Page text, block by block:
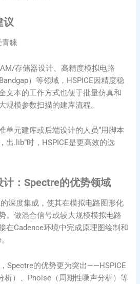
议
青睐
存储器设计、高精度模拟电路
）等领域，HSPICE因精度稳
文本的工作方式也便于批量仿真和
规模参数扫描的建库流程。
单元建库或后端设计的人员“用脚本
出.lib”时，HSPICE是更高效的选
：Spectre的优势领域
深度集成，使其在模拟电路图形化
。做混合信号或较大规模模拟电路
在Cadence环境中完成原理图绘制和
Spectre的优势更为突出——HSPICE
析）、Pnoise（周期性噪声分析）等